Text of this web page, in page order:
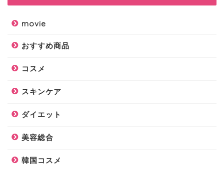
movie
おすすめ商品
コスメ
スキンケア
ダイエット
美容総合
韓国コスメ